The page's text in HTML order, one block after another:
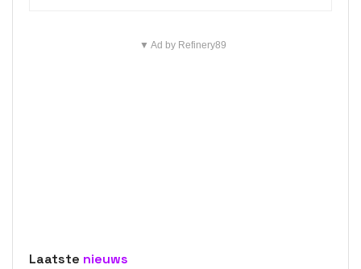
▼ Ad by Refinery89
Laatste nieuws